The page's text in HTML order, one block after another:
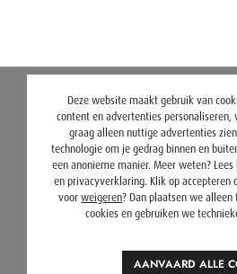
Deze website maakt gebruik van
content en advertenties
graag alleen nuttige advertenties
technologie om je gedrag binnen en
een anonieme manier. Meer weten? Lees
en privacyverklaring. Klik op accepteren
voorweigeren? Dan plaatsen we
cookies en gebruiken we
AANVAARD ALLE